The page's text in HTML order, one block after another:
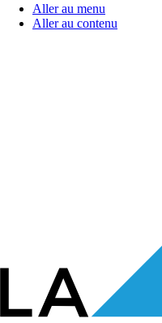
Aller au menu
Aller au contenu